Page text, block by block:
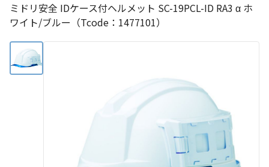
ミドリ安全 IDケース付ヘルメット SC-19PCL-ID RA3 α ホ
ワイト/ブルー（Tcode：1477101）